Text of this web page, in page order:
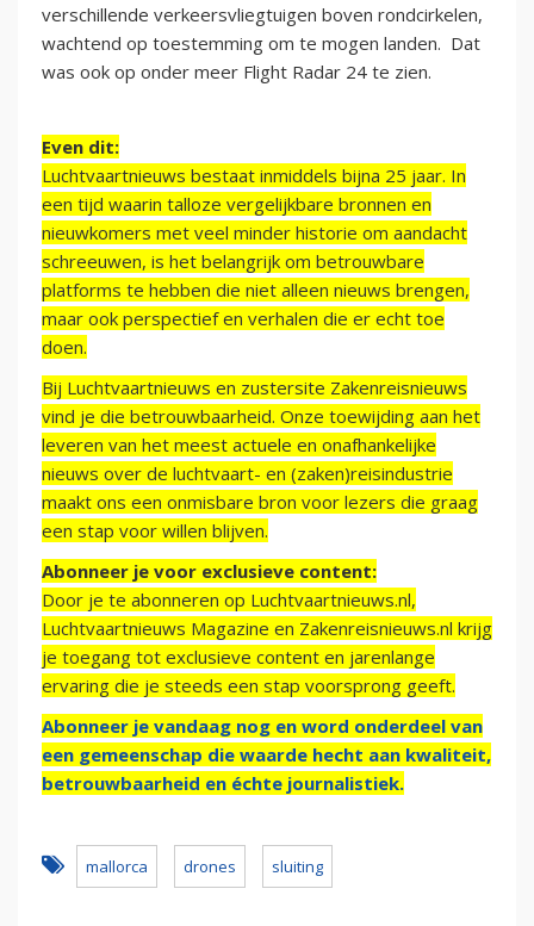
verschillende verkeersvliegtuigen boven rondcirkelen,
wachtend op toestemming om te mogen landen. Dat
was ook op onder meer Flight Radar 24 te zien.
Even dit:
Luchtvaartnieuws bestaat inmiddels bijna 25 jaar. In
een tijd waarin talloze vergelijkbare bronnen en
nieuwkomers met veel minder historie om aandacht
schreeuwen, is het belangrijk om betrouwbare
platforms te hebben die niet alleen nieuws brengen,
maar ook perspectief en verhalen die er echt toe
doen.
Bij Luchtvaartnieuws en zustersite Zakenreisnieuws
vind je die betrouwbaarheid. Onze toewijding aan het
leveren van het meest actuele en onafhankelijke
nieuws over de luchtvaart- en (zaken)reisindustrie
maakt ons een onmisbare bron voor lezers die graag
een stap voor willen blijven.
Abonneer je voor exclusieve content:
Door je te abonneren op Luchtvaartnieuws.nl,
Luchtvaartnieuws Magazine en Zakenreisnieuws.nl krijg
je toegang tot exclusieve content en jarenlange
ervaring die je steeds een stap voorsprong geeft.
Abonneer je vandaag nog en word onderdeel van
een gemeenschap die waarde hecht aan kwaliteit,
betrouwbaarheid en échte journalistiek.
mallorca drones sluiting